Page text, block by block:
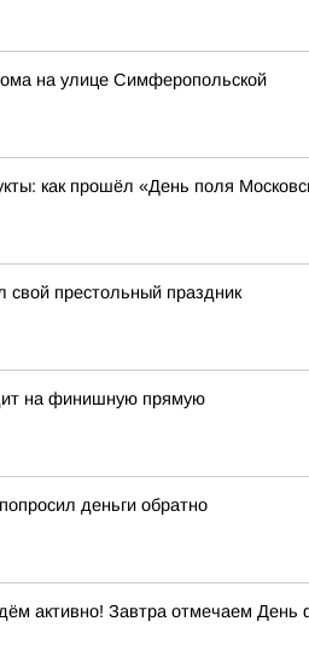
на улице Симферопольской
как прошёл «День поля
свой престольный праздник
на финишную прямую
деньги обратно
активно! Завтра отмечаем День